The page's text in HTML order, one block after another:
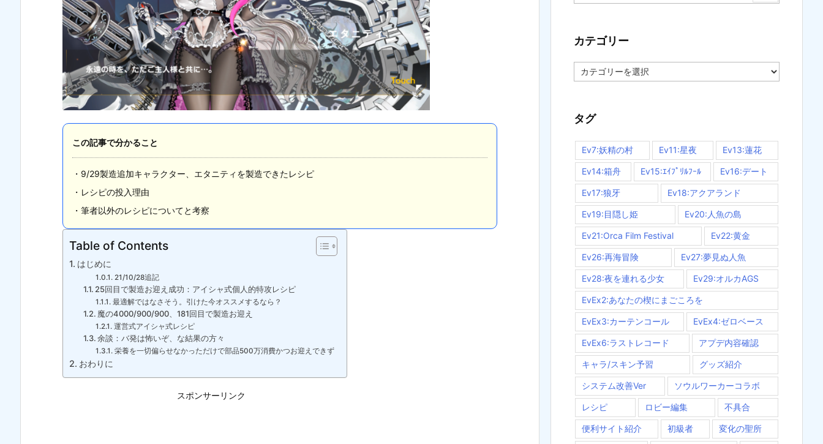
この記事で分かること
・9/29製造追加キャラクター、エタニティを製造できたレシピ
・レシピの投入理由
・筆者以外のレシピについてと考察
Table of Contents
はじめに
21/10/28追記
25回目で製造お迎え成功：アイシャ式個人的特攻レシピ
最適解ではなさそう。引けた今オススメするなら？
魔の4000/900/900、181回目で製造お迎え
運営式アイシャ式レシピ
余談：バ発は怖いぞ、な結果の方々
栄養を一切偏らせなかっただけで部品500万消費かつお迎えできず
おわりに
スポンサーリンク
カテゴリー
テ
ー
タグ
Ev7:妖精の村 Ev11:星夜 Ev13:蓮花
Ev14:箱舟 Ev15:ｴｲﾌﾟﾘﾙﾌｰﾙ Ev16:デート
Ev17:狼牙 Ev18:アクアランド
Ev19:目隠し姫 Ev20:人魚の島
Ev21:Orca Film Festival Ev22:黄金
Ev26:再海冒険 Ev27:夢見ぬ人魚
Ev28:夜を連れる少女 Ev29:オルカAGS
EvEx2:あなたの楔にまごころを
EvEx3:カーテンコール EvEx4:ゼロベース
EvEx6:ラストレコード アプデ内容確認
キャラ/スキン予習 グッズ紹介
システム改善Ver ソウルワーカーコラボ
レシピ ロビー編集 不具合
便利サイト紹介 初級者 変化の聖所